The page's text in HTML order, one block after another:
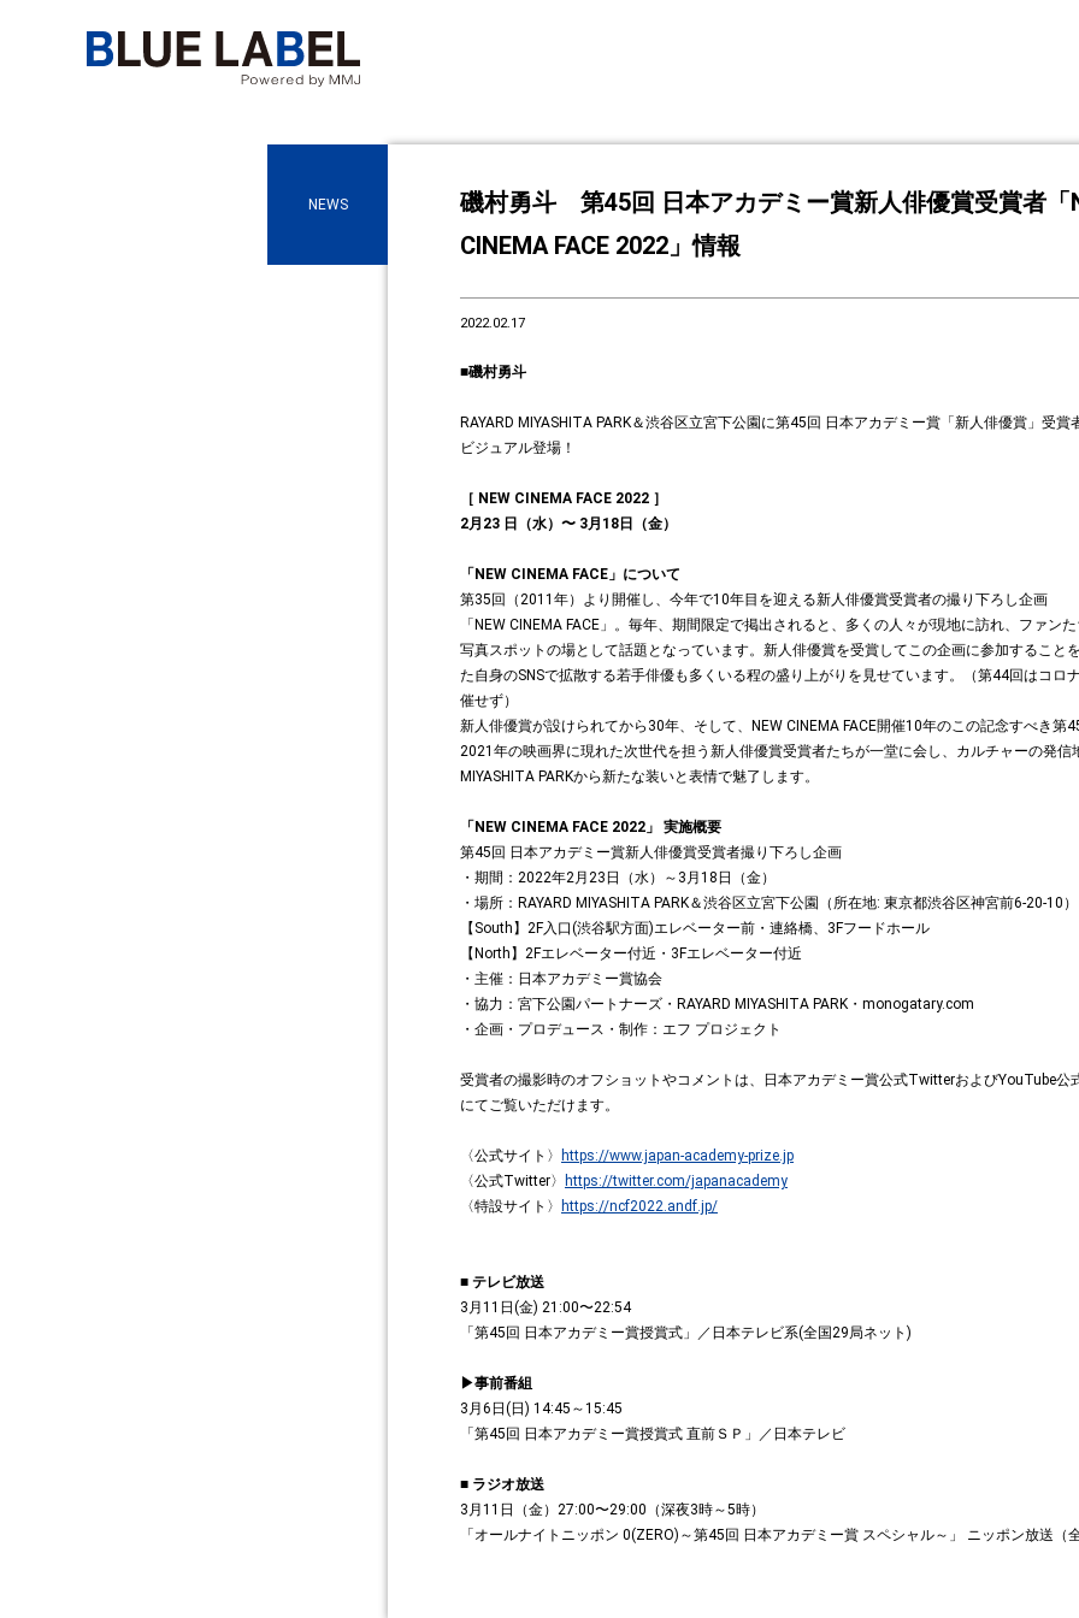
磯村勇斗 第45回 日本アカデミー賞新人俳優賞受賞者「
CINEMA FACE 2022」情報
2022.02.17
■磯村勇斗
RAYARD MIYASHITA PARK＆渋谷区立宮下公園に第45回 日本アカデミー賞「新人俳優賞」受賞
ビジュアル登場！
［ NEW CINEMA FACE 2022 ］
2月23 日（水）〜 3月18日（金）
「NEW CINEMA FACE」について
第35回（2011年）より開催し、今年で10年目を迎える新人俳優賞受賞者の撮り下ろし企画
「NEW CINEMA FACE」。毎年、期間限定で掲出されると、多くの人々が現地に訪れ、ファンた
写真スポットの場として話題となっています。新人俳優賞を受賞してこの企画に参加すること
た自身のSNSで拡散する若手俳優も多くいる程の盛り上がりを見せています。（第44回はコロ
催せず）
新人俳優賞が設けられてから30年、そして、NEW CINEMA FACE開催10年のこの記念すべき第
2021年の映画界に現れた次世代を担う新人俳優賞受賞者たちが一堂に会し、カルチャーの発信
MIYASHITA PARKから新たな装いと表情で魅了します。
「NEW CINEMA FACE 2022」 実施概要
第45回 日本アカデミー賞新人俳優賞受賞者撮り下ろし企画
・期間：2022年2月23日（水）～3月18日（金）
・場所：RAYARD MIYASHITA PARK＆渋谷区立宮下公園（所在地: 東京都渋谷区神宮前6-20-10）
【South】2F入口(渋谷駅方面)エレベーター前・連絡橋、3Fフードホール
【North】2Fエレベーター付近・3Fエレベーター付近
・主催：日本アカデミー賞協会
・協力：宮下公園パートナーズ・RAYARD MIYASHITA PARK・monogatary.com
・企画・プロデュース・制作：エフ プロジェクト
受賞者の撮影時のオフショットやコメントは、日本アカデミー賞公式TwitterおよびYouTube公
にてご覧いただけます。
〈公式サイト〉
https://www.japan-academy-prize.jp
〈公式Twitter〉
https://twitter.com/japanacademy
〈特設サイト〉
https://ncf2022.andf.jp/
■ テレビ放送
3月11日(金) 21:00〜22:54
「第45回 日本アカデミー賞授賞式」／日本テレビ系(全国29局ネット)
▶事前番組
3月6日(日) 14:45～15:45
「第45回 日本アカデミー賞授賞式 直前ＳＰ」／日本テレビ
■ ラジオ放送
3月11日（金）27:00〜29:00（深夜3時～5時）
「オールナイトニッポン 0(ZERO)～第45回 日本アカデミー賞 スペシャル～」 ニッポン放送（
NEWS